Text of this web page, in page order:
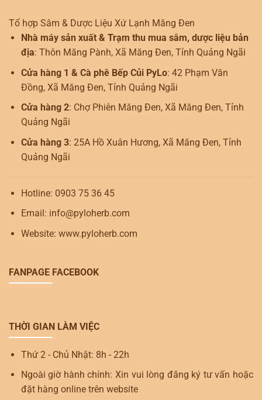
Tổ hợp Sâm & Dược Liệu Xứ Lạnh Măng Đen
Nhà máy sản xuất & Trạm thu mua sâm, dược liệu bản
địa: Thôn Măng Pành, Xã Măng Đen, Tỉnh Quảng Ngãi
Cửa hàng 1 & Cà phê Bếp Củi PyLo: 42 Phạm Văn
Đồng, Xã Măng Đen, Tỉnh Quảng Ngãi
Cửa hàng 2: Chợ Phiên Măng Đen, Xã Măng Đen, Tỉnh
Quảng Ngãi
Cửa hàng 3: 25A Hồ Xuân Hương, Xã Măng Đen, Tỉnh
Quảng Ngãi
Hotline: 0903 75 36 45
Email: info@pyloherb.com
Website: www.pyloherb.com
FANPAGE FACEBOOK
THỜI GIAN LÀM VIỆC
Thứ 2 - Chủ Nhật: 8h - 22h
Ngoài giờ hành chính: Xin vui lòng đăng ký tư vấn hoặc
đặt hàng online trên website